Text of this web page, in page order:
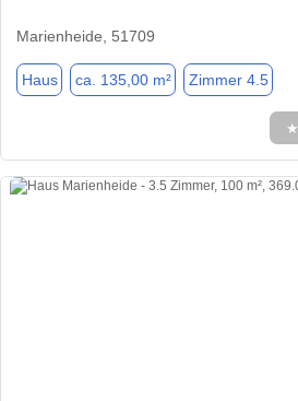
Marienheide, 51709
Haus ca. 135,00 m² Zimmer 4.5
★